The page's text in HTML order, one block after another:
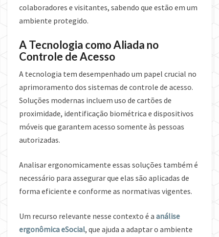
colaboradores e visitantes, sabendo que estão em um
ambiente protegido.
A Tecnologia como Aliada no
Controle de Acesso
A tecnologia tem desempenhado um papel crucial no
aprimoramento dos sistemas de controle de acesso.
Soluções modernas incluem uso de cartões de
proximidade, identificação biométrica e dispositivos
móveis que garantem acesso somente às pessoas
autorizadas.
Analisar ergonomicamente essas soluções também é
necessário para assegurar que elas são aplicadas de
forma eficiente e conforme as normativas vigentes.
Um recurso relevante nesse contexto é a análise
ergonômica eSocial, que ajuda a adaptar o ambiente